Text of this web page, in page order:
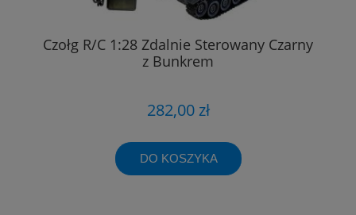
Czołg R/C 1:28 Zdalnie Sterowany Czarny
z Bunkrem
282,00 zł
DO KOSZYKA